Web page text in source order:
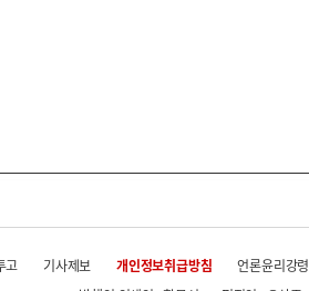
고 기사제보 개인정보취급방침 언론윤리강령